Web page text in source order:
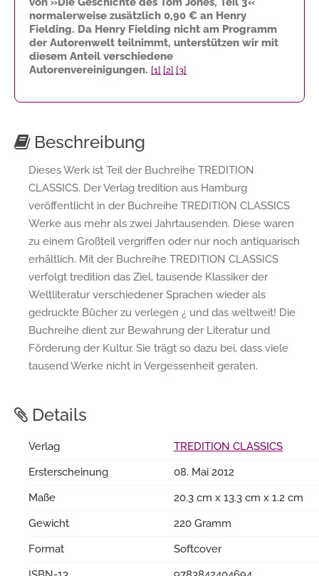
normalerweise zusätzlich 0,90 € an Henry
Fielding. Da Henry Fielding nicht am Programm
der Autorenwelt teilnimmt, unterstützen wir mit
diesem Anteil verschiedene
Autorenvereinigungen. [1] [2] [3]
Beschreibung
Dieses Werk ist Teil der Buchreihe TREDITION
CLASSICS. Der Verlag tredition aus Hamburg
veröffentlicht in der Buchreihe TREDITION CLASSICS
Werke aus mehr als zwei Jahrtausenden. Diese waren
zu einem Großteil vergriffen oder nur noch antiquarisch
erhältlich. Mit der Buchreihe TREDITION CLASSICS
verfolgt tredition das Ziel, tausende Klassiker der
Weltliteratur verschiedener Sprachen wieder als
gedruckte Bücher zu verlegen ¿ und das weltweit! Die
Buchreihe dient zur Bewahrung der Literatur und
Förderung der Kultur. Sie trägt so dazu bei, dass viele
tausend Werke nicht in Vergessenheit geraten.
Details
Verlag
TREDITION CLASSICS
Ersterscheinung
08. Mai 2012
Maße
20.3 cm x 13.3 cm x 1.2 cm
Gewicht
220 Gramm
Format
Softcover